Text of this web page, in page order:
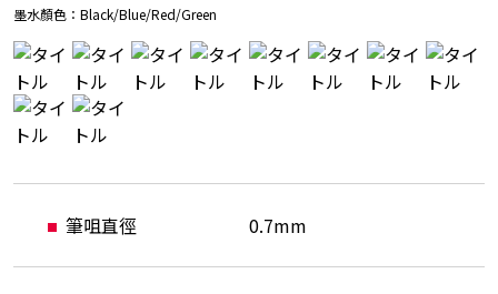
墨水顏色： Black/Blue/Red/Green
筆咀直徑 0.7mm